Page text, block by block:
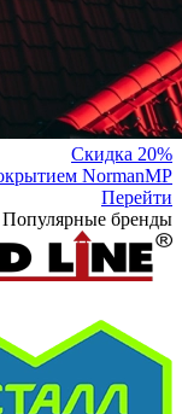
Скидка 20%
NormanMP
Перейти
Популярные бренды